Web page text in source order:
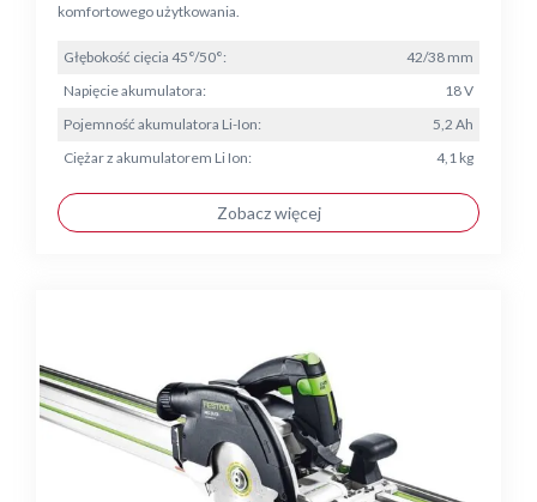
komfortowego użytkowania.
Głębokość cięcia 45°/50°:
42/38 mm
Napięcie akumulatora:
18 V
Pojemność akumulatora Li-Ion:
5,2 Ah
Ciężar z akumulatorem Li Ion:
4,1 kg
Zobacz więcej